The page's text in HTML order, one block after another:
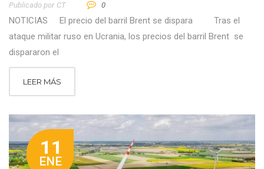
Publicado por CT 0
NOTICIAS El precio del barril Brent se dispara Tras el
ataque militar ruso en Ucrania, los precios del barril Brent se
dispararon el
LEER MÁS
11
ENE